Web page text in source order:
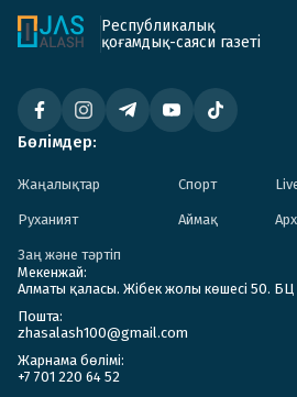
Республикалық
қоғамдық-саяси газеті
Бөлімдер:
Жаңалықтар Спорт
Руханият Аймақ
Заң және тәртіп
Мекенжай:
Алматы қаласы. Жібек жолы көшесі 50. БЦ
Пошта:
zhasalash100@gmail.com
Жарнама бөлімі:
+7 701 220 64 52